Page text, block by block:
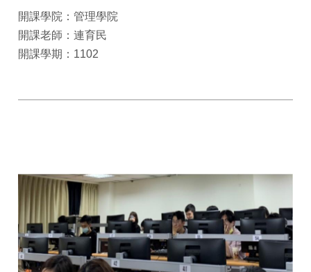
開課學院：管理學院
開課老師：連育民
開課學期：1102